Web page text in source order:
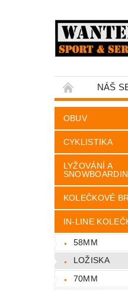
NÁŠ
OBUV
CYKLISTIKA
LYŽOVÁNÍ A
KOLEČKOVÉ
IN-LINE
58MM
LOŽISKA
70MM